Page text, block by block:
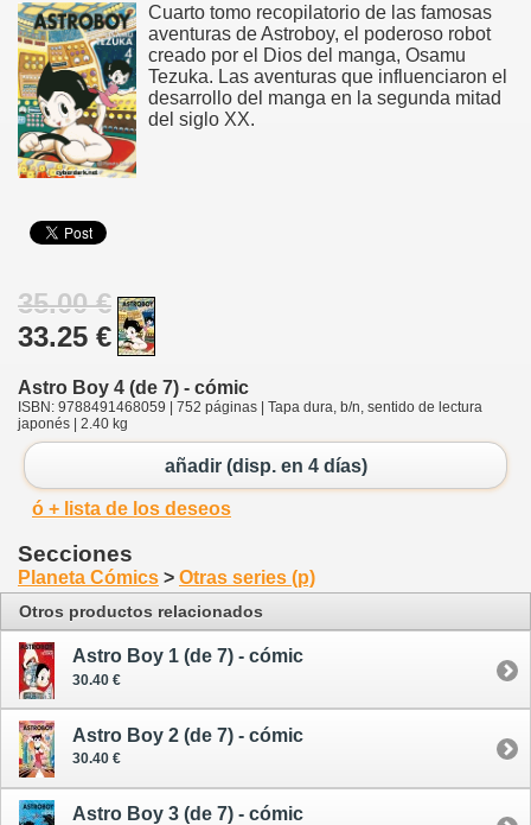
Cuarto tomo recopilatorio de las famosas
aventuras de Astroboy, el poderoso robot
creado por el Dios del manga, Osamu
Tezuka. Las aventuras que influenciaron el
desarrollo del manga en la segunda mitad
del siglo XX.
35.00 €
33.25 €
Astro Boy 4 (de 7) - cómic
ISBN: 9788491468059 | 752 páginas | Tapa dura, b/n, sentido de lectura
japonés | 2.40 kg
añadir (disp. en 4 días)
ó + lista de los deseos
Secciones
Planeta Cómics > Otras series (p)
Otros productos relacionados
Astro Boy 1 (de 7) - cómic
30.40 €
Astro Boy 2 (de 7) - cómic
30.40 €
Astro Boy 3 (de 7) - cómic